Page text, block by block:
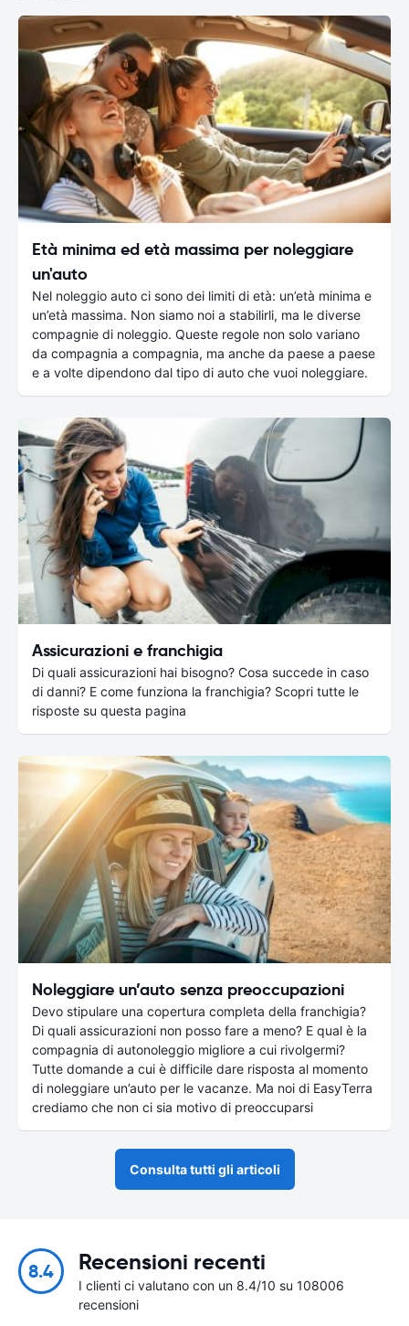
Età minima ed età massima per noleggiare
un'auto
Nel noleggio auto ci sono dei limiti di età: un’età minima e
un’età massima. Non siamo noi a stabilirli, ma le diverse
compagnie di noleggio. Queste regole non solo variano
da compagnia a compagnia, ma anche da paese a paese
e a volte dipendono dal tipo di auto che vuoi noleggiare.
Assicurazioni e franchigia
Di quali assicurazioni hai bisogno? Cosa succede in caso
di danni? E come funziona la franchigia? Scopri tutte le
risposte su questa pagina
Noleggiare un’auto senza preoccupazioni
Devo stipulare una copertura completa della franchigia?
Di quali assicurazioni non posso fare a meno? E qual è la
compagnia di autonoleggio migliore a cui rivolgermi?
Tutte domande a cui è difficile dare risposta al momento
di noleggiare un’auto per le vacanze. Ma noi di EasyTerra
crediamo che non ci sia motivo di preoccuparsi
Consulta tutti gli articoli
8.4 Recensioni recenti
I clienti ci valutano con un 8.4/10 su 108006
recensioni